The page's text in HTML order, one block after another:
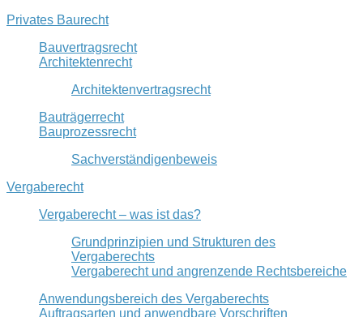
Privates Baurecht
Bauvertragsrecht
Architektenrecht
Architektenvertragsrecht
Bauträgerrecht
Bauprozessrecht
Sachverständigenbeweis
Vergaberecht
Vergaberecht – was ist das?
Grundprinzipien und Strukturen des
Vergaberechts
Vergaberecht und angrenzende Rechtsbereiche
Anwendungsbereich des Vergaberechts
Auftragsarten und anwendbare Vorschriften